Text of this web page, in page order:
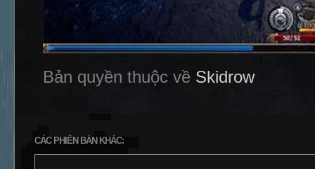
Bản quyền thuộc về Skidrow
CÁC PHIÊN BẢN KHÁC: